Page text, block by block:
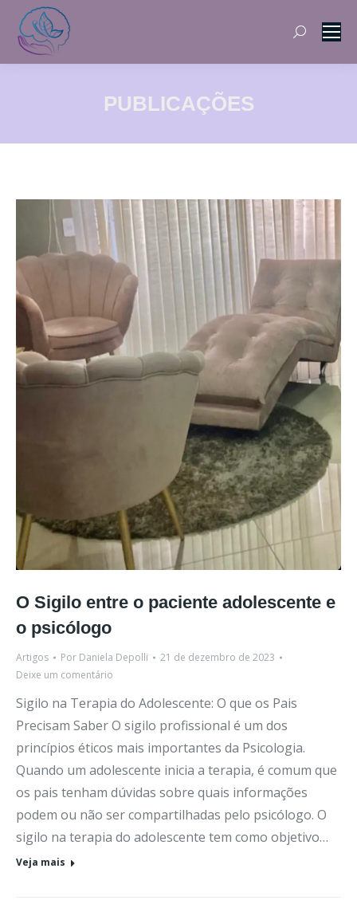
Search:
PUBLICAÇÕES
O Sigilo entre o paciente adolescente e
o psicólogo
Artigos Por Daniela Depolli
21 de dezembro de 2023
Deixe um comentário
Sigilo na Terapia do Adolescente: O que os Pais
Precisam Saber O sigilo profissional é um dos
princípios éticos mais importantes da Psicologia.
Quando um adolescente inicia a terapia, é comum que
os pais tenham dúvidas sobre quais informações
podem ou não ser compartilhadas pelo psicólogo. O
sigilo na terapia do adolescente tem como objetivo…
Veja mais